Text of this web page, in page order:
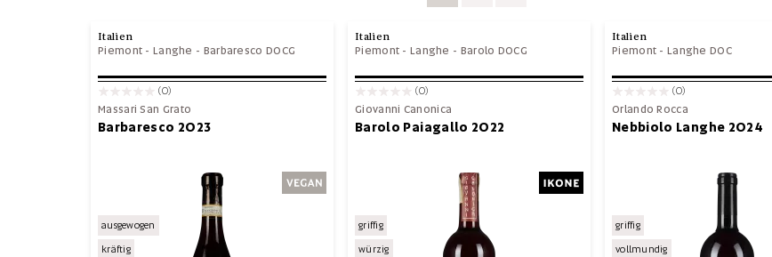
Italien
Piemont - Langhe - Barbaresco DOCG
(0)
Massari San Grato
Barbaresco 2023
ausgewogen
kräftig
Italien
Piemont - Langhe - Barolo DOCG
(0)
Giovanni Canonica
Barolo Paiagallo 2022
griffig
würzig
Italien
Piemont - Langhe DOC
(0)
Orlando Rocca
Nebbiolo Langhe 2024
griffig
vollmundig